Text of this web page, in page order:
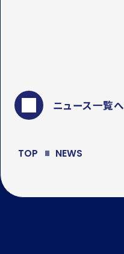
ニュース一覧へ
TOP NEWS